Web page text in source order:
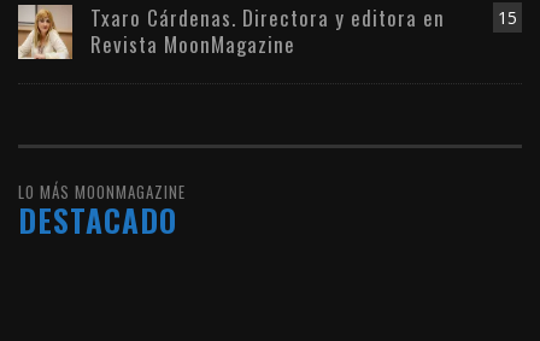
15
Txaro Cárdenas. Directora y editora en
Revista MoonMagazine
LO MÁS MOONMAGAZINE
DESTACADO